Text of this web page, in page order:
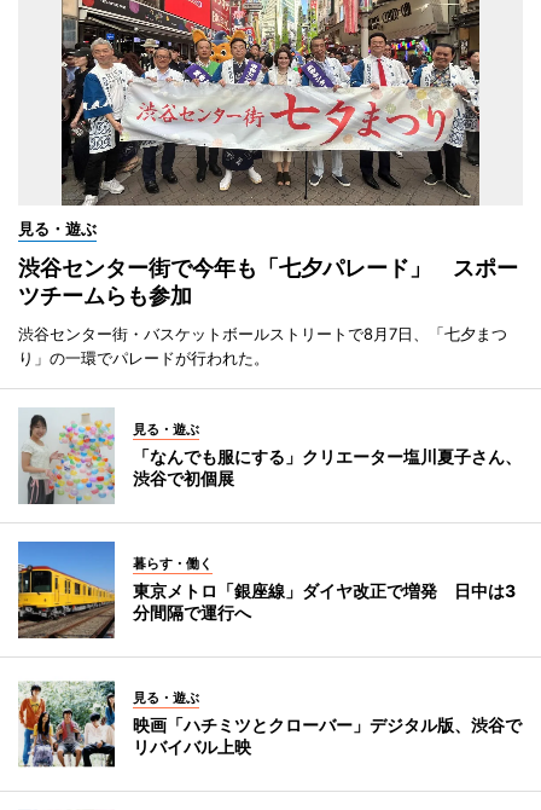
見る・遊ぶ
渋谷センター街で今年も「七夕パレード」 スポー
ツチームらも参加
渋谷センター街・バスケットボールストリートで8月7日、「七夕まつ
り」の一環でパレードが行われた。
見る・遊ぶ
「なんでも服にする」クリエーター塩川夏子さん、
渋谷で初個展
暮らす・働く
東京メトロ「銀座線」ダイヤ改正で増発 日中は3
分間隔で運行へ
見る・遊ぶ
映画「ハチミツとクローバー」デジタル版、渋谷で
リバイバル上映